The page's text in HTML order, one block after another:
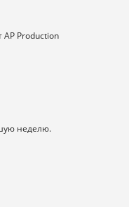
Production
неделю.